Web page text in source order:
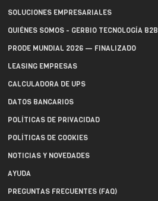
SOLUCIONES EMPRESARIALES
QUIÉNES SOMOS - GERBIO TECNOLOGÍA B2B
PRODE MUNDIAL 2026 — FINALIZADO
LEASING EMPRESAS
CALCULADORA DE UPS
DATOS BANCARIOS
POLÍTICAS DE PRIVACIDAD
POLÍTICAS DE COOKIES
NOTICIAS Y NOVEDADES
AYUDA
PREGUNTAS FRECUENTES (FAQ)